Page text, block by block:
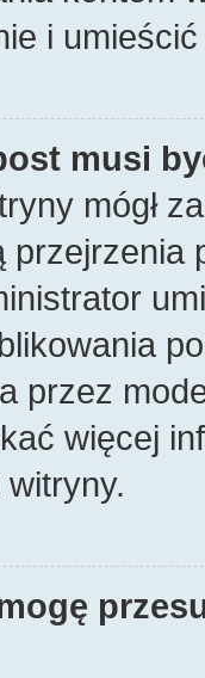
i
musi
mógł
przejrzenia
przez
więcej